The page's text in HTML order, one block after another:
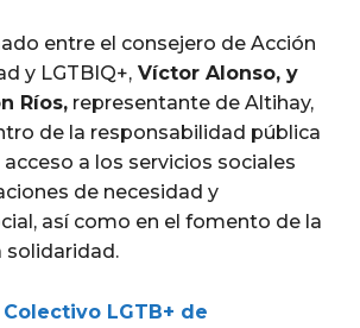
entre el consejero de Acción
y LGTBIQ+, Víctor Alonso, y
Ríos, representante de Altihay,
de la responsabilidad pública
a los servicios sociales
de necesidad y
así como en el fomento de la
solidaridad.
Colectivo LGTB+ de